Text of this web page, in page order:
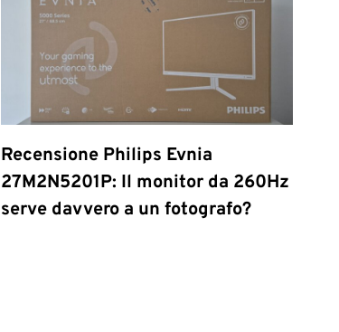
Recensione Philips Evnia
27M2N5201P: Il monitor da 260Hz
serve davvero a un fotografo?